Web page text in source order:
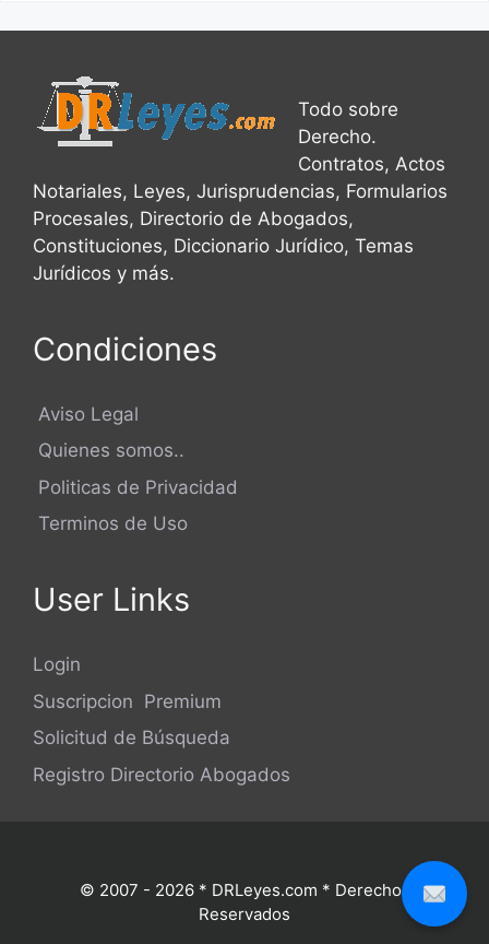
Todo sobre
Derecho.
Contratos, Actos
Notariales, Leyes, Jurisprudencias, Formularios
Procesales, Directorio de Abogados,
Constituciones, Diccionario Jurídico, Temas
Jurídicos y más.
Condiciones
Aviso Legal
Quienes somos..
Politicas de Privacidad
Terminos de Uso
User Links
Login
Suscripcion Premium
Solicitud de Búsqueda
Registro Directorio Abogados
© 2007 - 2026 * DRLeyes.com * Derechos
Reservados